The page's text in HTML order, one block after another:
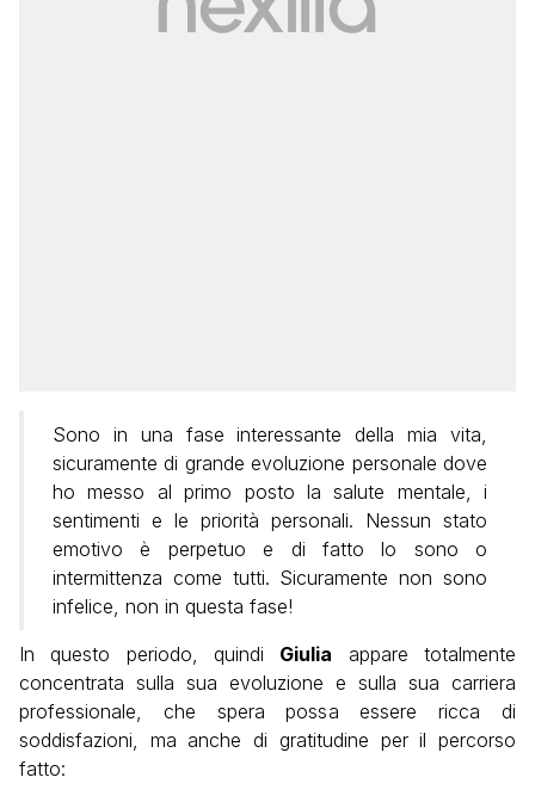
Sono in una fase interessante della mia vita,
sicuramente di grande evoluzione personale dove
ho messo al primo posto la salute mentale, i
sentimenti e le priorità personali. Nessun stato
emotivo è perpetuo e di fatto lo sono o
intermittenza come tutti. Sicuramente non sono
infelice, non in questa fase!
In questo periodo, quindi Giulia appare totalmente
concentrata sulla sua evoluzione e sulla sua carriera
professionale, che spera possa essere ricca di
soddisfazioni, ma anche di gratitudine per il percorso
fatto: